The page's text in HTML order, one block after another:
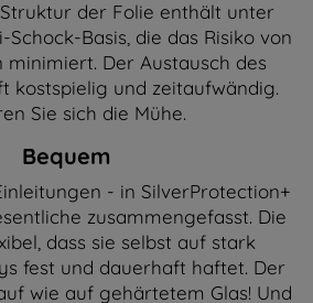
der Folie enthält unter
Basis, die das Risiko von
minimiert. Der Austausch des
kostspielig und zeitaufwändig.
Sie sich die Mühe.
Bequem
- in SilverProtection+
zusammengefasst. Die
dass sie selbst auf stark
fest und dauerhaft haftet. Der
wie auf gehärtetem Glas! Und